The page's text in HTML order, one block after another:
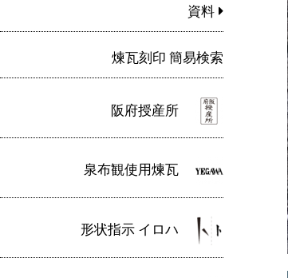
資料
煉瓦刻印 簡易検索
阪府授産所
泉布観使用煉瓦
形状指示 イロハ